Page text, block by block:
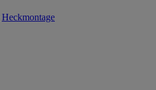
Heckmontage